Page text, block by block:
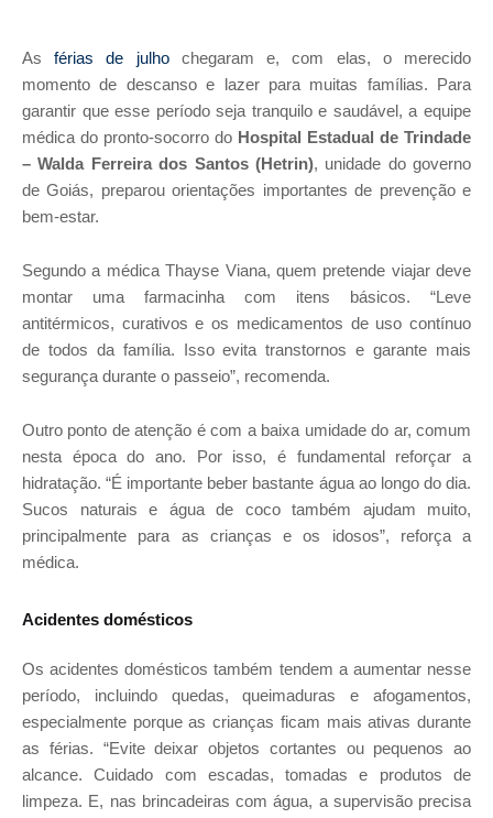
Asférias de julhochegaram e, com elas, o merecido
momento de descanso e lazer para muitas famílias. Para
garantir que esse período seja tranquilo e saudável, a equipe
médica do pronto-socorro do Hospital Estadual de Trindade
– Walda Ferreira dos Santos (Hetrin), unidade do governo
de Goiás, preparou orientações importantes de prevenção e
bem-estar.
Segundo a médica Thayse Viana, quem pretende viajar deve
montar uma farmacinha com itens básicos. “Leve
antitérmicos, curativos e os medicamentos de uso contínuo
de todos da família. Isso evita transtornos e garante mais
segurança durante o passeio”, recomenda.
Outro ponto de atenção é com a baixa umidade do ar, comum
nesta época do ano. Por isso, é fundamental reforçar a
hidratação. “É importante beber bastante água ao longo do dia.
Sucos naturais e água de coco também ajudam muito,
principalmente para as crianças e os idosos”, reforça a
médica.
Acidentes domésticos
Os acidentes domésticos também tendem a aumentar nesse
período, incluindo quedas, queimaduras e afogamentos,
especialmente porque ascrianças ficam mais ativas durante
as férias. “Evite deixar objetos cortantes ou pequenos ao
alcance. Cuidado com escadas, tomadas e produtos de
limpeza. E, nas brincadeiras com água, a supervisão precisa